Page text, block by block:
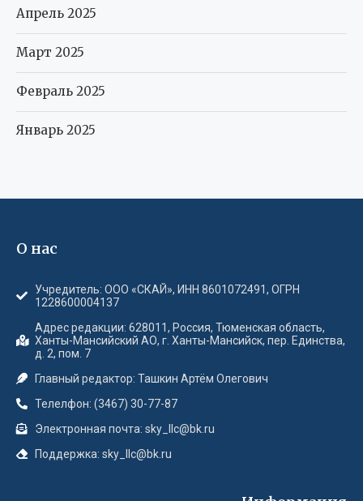
Апрель 2025
Март 2025
Февраль 2025
Январь 2025
О нас
Учредитель: ООО «СКАЙ», ИНН 8601072491, ОГРН
1228600004137
Адрес редакции: 628011, Россия, Тюменская область,
Ханты-Мансийский АО, г. Ханты-Мансийск, пер. Единства,
д. 2, пом. 7
Главный редактор: Ташкин Артём Олегович
Телелфон: (3467) 30-77-87
Электронная почта: sky_llc@bk.ru
Поддержка: sky_llc@bk.ru